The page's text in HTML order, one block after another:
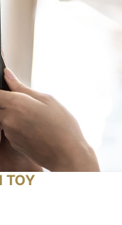
ΤΟΥ